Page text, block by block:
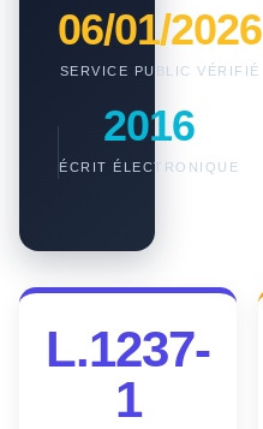
06/01/2026
SERVICE PUBLIC VÉRIFIÉ
2016
ÉCRIT ÉLECTRONIQUE
L.1237-
1